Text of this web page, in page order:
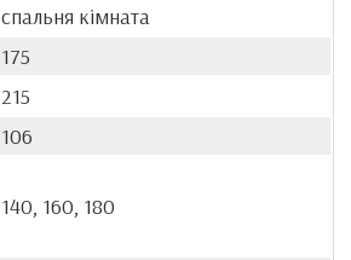
спальня кімната
175
215
106
140, 160, 180